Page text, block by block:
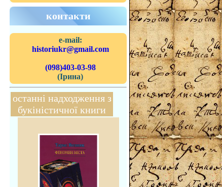
контакти
e-mail:
historiukr@gmail.com
(098)403-03-98
(Ірина)
останні надходження з
букіністичної книги